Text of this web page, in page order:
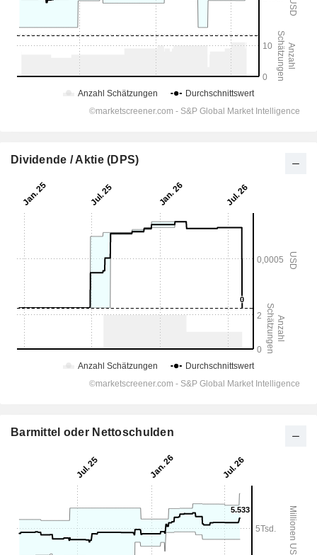
Dividende / Aktie (DPS)
Barmittel oder Nettoschulden